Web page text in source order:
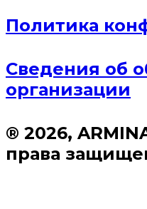
Политика
Сведения об
организации
® 2026,
права